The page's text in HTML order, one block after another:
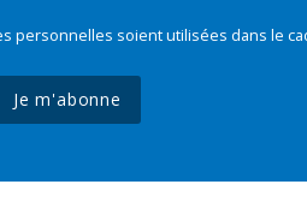
personnelles soient utilisées dans le
Je m'abonne